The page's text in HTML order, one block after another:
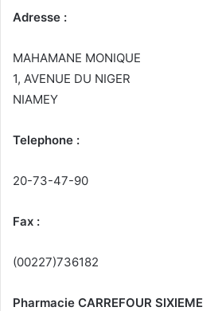
Adresse :
MAHAMANE MONIQUE
1, AVENUE DU NIGER
NIAMEY
Telephone :
20-73-47-90
Fax :
(00227)736182
Pharmacie CARREFOUR SIXIEME